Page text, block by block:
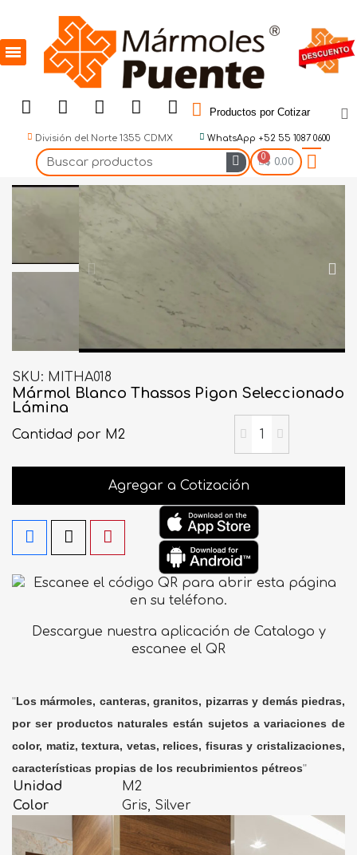
Productos por Cotizar
División del Norte 1355 CDMX WhatsApp +52 55 1087 0600
$ 0.00
SKU MITHA018
Mármol Blanco Thassos Pigon Seleccionado
Lámina
Cantidad por M2
Agregar a Cotización
Descargue nuestra aplicación de Catalogo y
escanee el QR
"Los mármoles, canteras, granitos, pizarras y demás piedras,
por ser productos naturales están sujetos a variaciones de
color, matiz, textura, vetas, relices, fisuras y cristalizaciones,
características propias de los recubrimientos pétreos"
Unidad
M2
Color
Gris, Silver